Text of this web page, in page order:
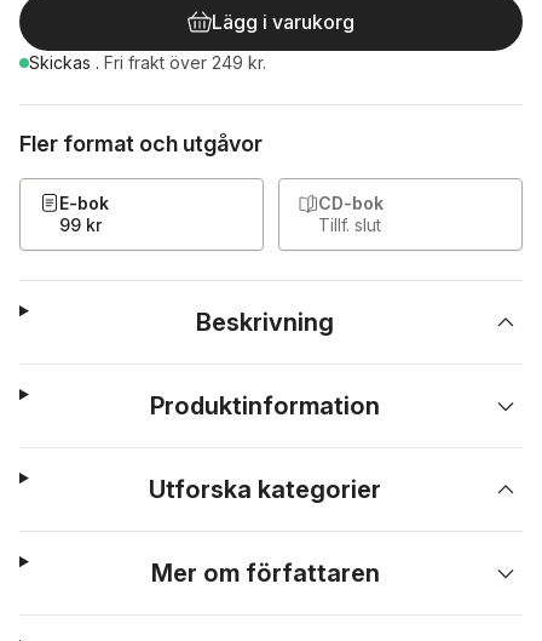
Lägg i varukorg
Skickas . Fri frakt över 249 kr.
Fler format och utgåvor
E-bok
99 kr
CD-bok
Tillf. slut
Beskrivning
Produktinformation
Utforska kategorier
Mer om författaren